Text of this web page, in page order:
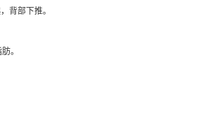
背部下推。
。